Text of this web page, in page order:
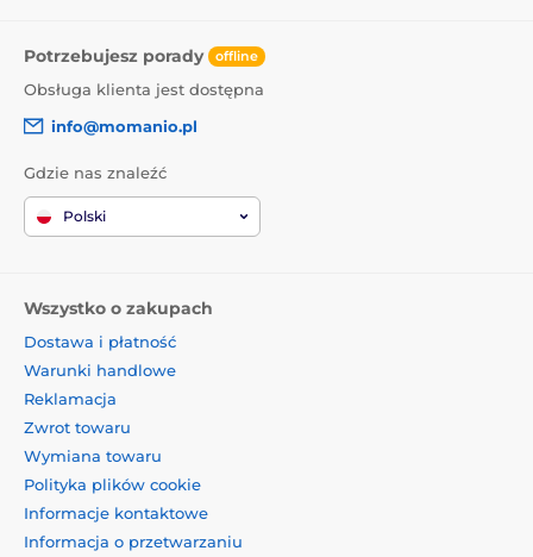
Potrzebujesz porady offline
Obsługa klienta jest dostępna
info@momanio.pl
Gdzie nas znaleźć
Polski
Wszystko o zakupach
Dostawa i płatność
Warunki handlowe
Reklamacja
Zwrot towaru
Wymiana towaru
Polityka plików cookie
Informacje kontaktowe
Informacja o przetwarzaniu